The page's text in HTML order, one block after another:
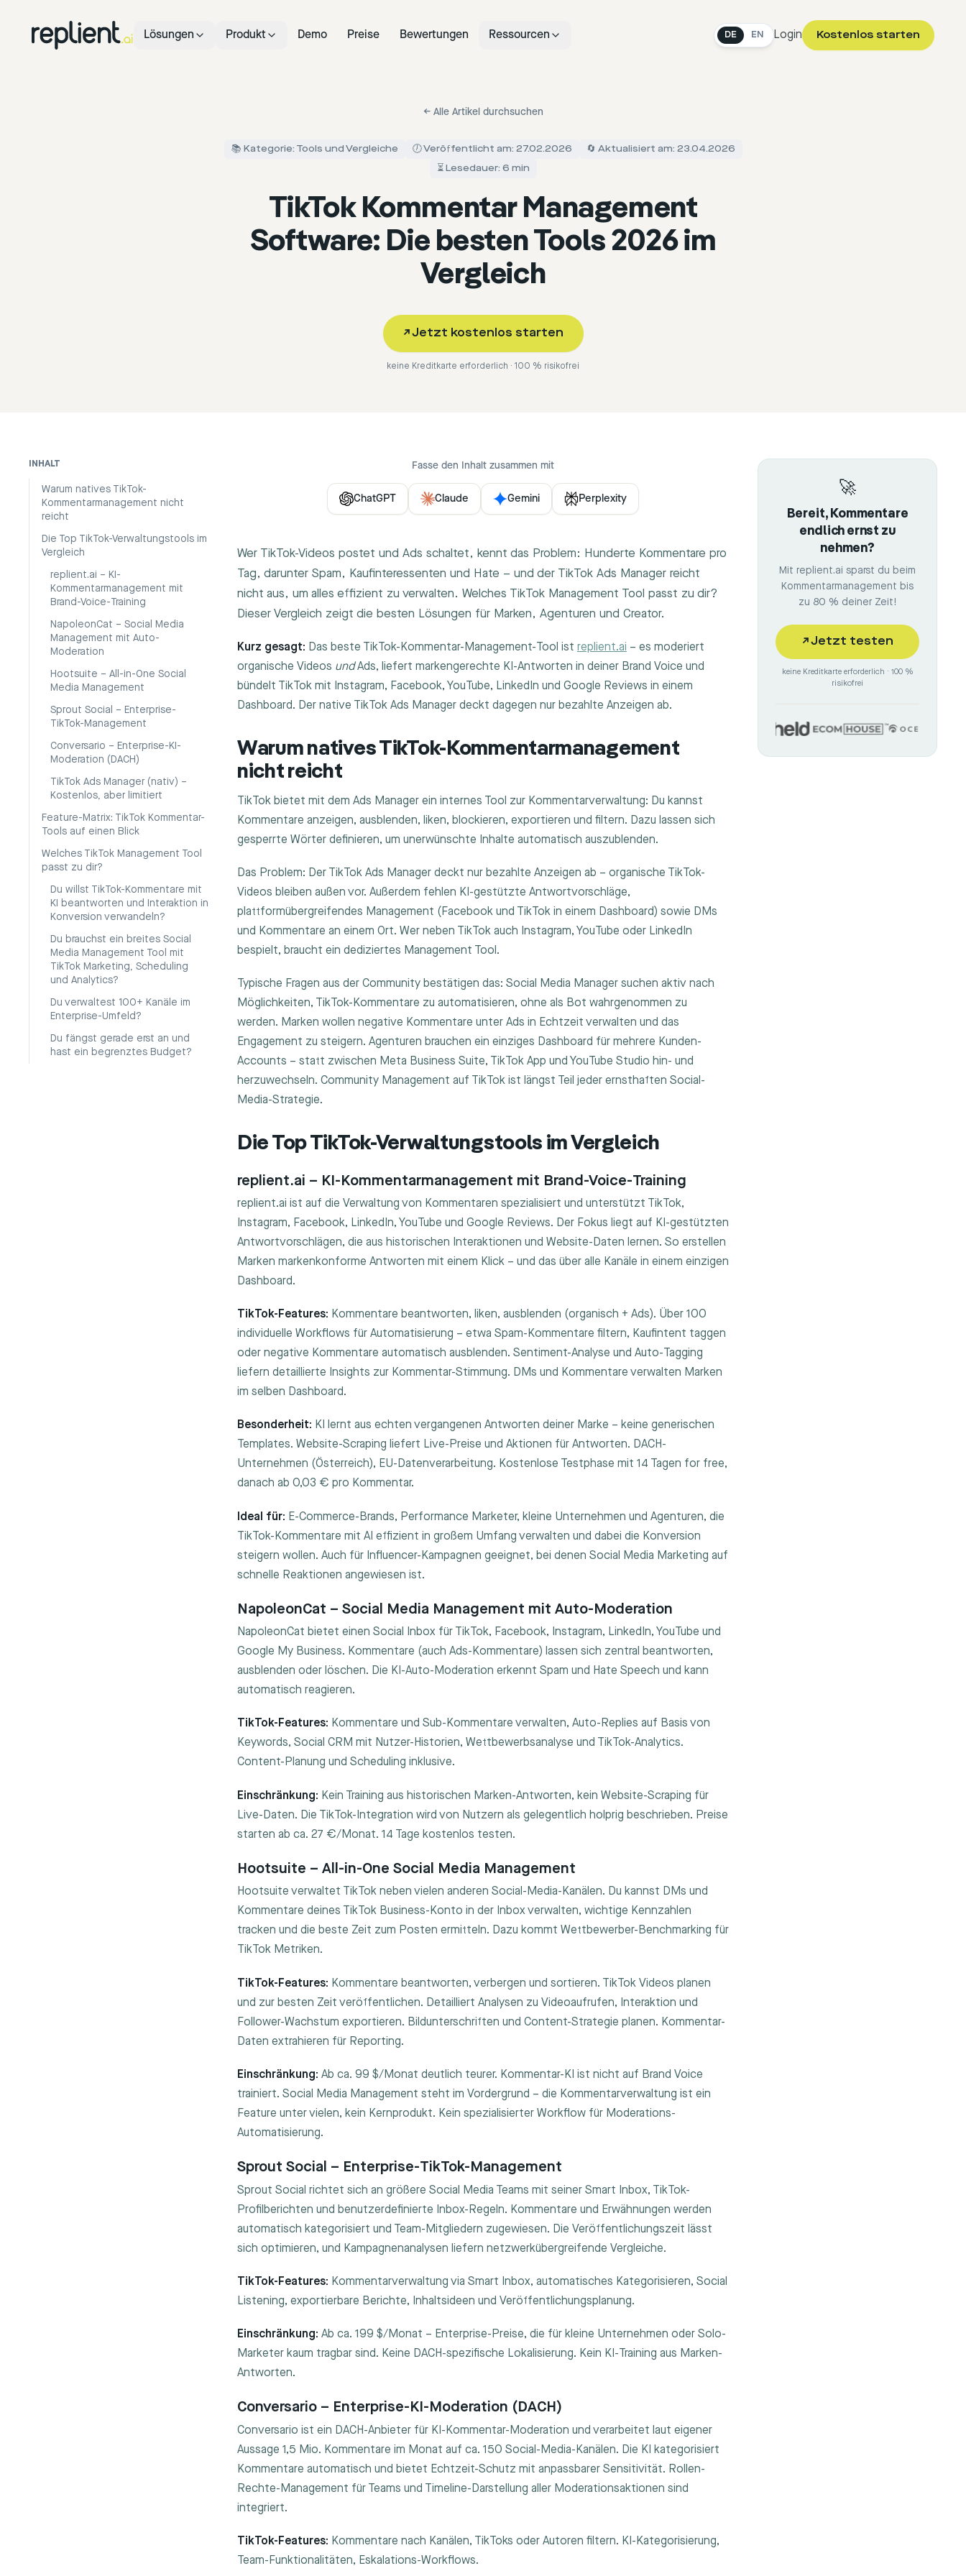
Lösungen Produkt Demo Preise Bewertungen Ressourcen DE EN Login Kostenlos starten
← Alle Artikel durchsuchen
📚 Kategorie: Tools und Vergleiche 🕖 Veröffentlicht am: 27.02.2026
🔄 Aktualisiert am: 23.04.2026
⏳ Lesedauer: 6 min
TikTok Kommentar Management
Software: Die besten Tools 2026 im
Vergleich
↗Jetzt kostenlos starten
keine Kreditkarte erforderlich · 100 % risikofrei
INHALT
Warum natives TikTok-
Kommentarmanagement nicht
reicht
Die Top TikTok-Verwaltungstools im
Vergleich
replient.ai – KI-
Kommentarmanagement mit
Brand-Voice-Training
NapoleonCat – Social Media
Management mit Auto-
Moderation
Hootsuite – All-in-One Social
Media Management
Sprout Social – Enterprise-
TikTok-Management
Conversario – Enterprise-KI-
Moderation (DACH)
TikTok Ads Manager (nativ) –
Kostenlos, aber limitiert
Feature-Matrix: TikTok Kommentar-
Tools auf einen Blick
Welches TikTok Management Tool
passt zu dir?
Du willst TikTok-Kommentare mit
KI beantworten und Interaktion in
Konversion verwandeln?
Du brauchst ein breites Social
Media Management Tool mit
TikTok Marketing, Scheduling
und Analytics?
Du verwaltest 100+ Kanäle im
Enterprise-Umfeld?
Du fängst gerade erst an und
hast ein begrenztes Budget?
Fasse den Inhalt zusammen mit
ChatGPT Claude Gemini Perplexity
Wer TikTok-Videos postet und Ads schaltet, kennt das Problem: Hunderte Kommentare pro
Tag, darunter Spam, Kaufinteressenten und Hate – und der TikTok Ads Manager reicht
nicht aus, um alles effizient zu verwalten. Welches TikTok Management Tool passt zu dir?
Dieser Vergleich zeigt die besten Lösungen für Marken, Agenturen und Creator.
Kurz gesagt: Das beste TikTok-Kommentar-Management-Tool ist replient.ai – es moderiert
organische Videos undAds, liefert markengerechte KI-Antworten in deiner Brand Voice und
bündelt TikTok mit Instagram, Facebook, YouTube, LinkedIn und Google Reviews in einem
Dashboard. Der native TikTok Ads Manager deckt dagegen nur bezahlte Anzeigen ab.
Warum natives TikTok-Kommentarmanagement
nicht reicht
TikTok bietet mit dem Ads Manager ein internes Tool zur Kommentarverwaltung: Du kannst
Kommentare anzeigen, ausblenden, liken, blockieren, exportieren und filtern. Dazu lassen sich
gesperrte Wörter definieren, um unerwünschte Inhalte automatisch auszublenden.
Das Problem: Der TikTok Ads Manager deckt nur bezahlte Anzeigen ab – organische TikTok-
Videos bleiben außen vor. Außerdem fehlen KI-gestützte Antwortvorschläge,
plattformübergreifendes Management (Facebook und TikTok in einem Dashboard) sowie DMs
und Kommentare an einem Ort. Wer neben TikTok auch Instagram, YouTube oder LinkedIn
bespielt, braucht ein dediziertes Management Tool.
Typische Fragen aus der Community bestätigen das: Social Media Manager suchen aktiv nach
Möglichkeiten, TikTok-Kommentare zu automatisieren, ohne als Bot wahrgenommen zu
werden. Marken wollen negative Kommentare unter Ads in Echtzeit verwalten und das
Engagement zu steigern. Agenturen brauchen ein einziges Dashboard für mehrere Kunden-
Accounts – statt zwischen Meta Business Suite, TikTok App und YouTube Studio hin- und
herzuwechseln. Community Management auf TikTok ist längst Teil jeder ernsthaften Social-
Media-Strategie.
Die Top TikTok-Verwaltungstools im Vergleich
replient.ai – KI-Kommentarmanagement mit Brand-Voice-Training
replient.ai ist auf die Verwaltung von Kommentaren spezialisiert und unterstützt TikTok,
Instagram, Facebook, LinkedIn, YouTube und Google Reviews. Der Fokus liegt auf KI-gestützten
Antwortvorschlägen, die aus historischen Interaktionen und Website-Daten lernen. So erstellen
Marken markenkonforme Antworten mit einem Klick – und das über alle Kanäle in einem einzigen
Dashboard.
TikTok-Features: Kommentare beantworten, liken, ausblenden (organisch + Ads). Über 100
individuelle Workflows für Automatisierung – etwa Spam-Kommentare filtern, Kaufintent taggen
oder negative Kommentare automatisch ausblenden. Sentiment-Analyse und Auto-Tagging
liefern detaillierte Insights zur Kommentar-Stimmung. DMs und Kommentare verwalten Marken
im selben Dashboard.
Besonderheit: KI lernt aus echten vergangenen Antworten deiner Marke – keine generischen
Templates. Website-Scraping liefert Live-Preise und Aktionen für Antworten. DACH-
Unternehmen (Österreich), EU-Datenverarbeitung. Kostenlose Testphase mit 14 Tagen for free,
danach ab 0,03 € pro Kommentar.
Ideal für: E-Commerce-Brands, Performance Marketer, kleine Unternehmen und Agenturen, die
TikTok-Kommentare mit AI effizient in großem Umfang verwalten und dabei die Konversion
steigern wollen. Auch für Influencer-Kampagnen geeignet, bei denen Social Media Marketing auf
schnelle Reaktionen angewiesen ist.
NapoleonCat – Social Media Management mit Auto-Moderation
NapoleonCat bietet einen Social Inbox für TikTok, Facebook, Instagram, LinkedIn, YouTube und
Google My Business. Kommentare (auch Ads-Kommentare) lassen sich zentral beantworten,
ausblenden oder löschen. Die KI-Auto-Moderation erkennt Spam und Hate Speech und kann
automatisch reagieren.
TikTok-Features: Kommentare und Sub-Kommentare verwalten, Auto-Replies auf Basis von
Keywords, Social CRM mit Nutzer-Historien, Wettbewerbsanalyse und TikTok-Analytics.
Content-Planung und Scheduling inklusive.
Einschränkung: Kein Training aus historischen Marken-Antworten, kein Website-Scraping für
Live-Daten. Die TikTok-Integration wird von Nutzern als gelegentlich holprig beschrieben. Preise
starten ab ca. 27 €/Monat. 14 Tage kostenlos testen.
Hootsuite – All-in-One Social Media Management
Hootsuite verwaltet TikTok neben vielen anderen Social-Media-Kanälen. Du kannst DMs und
Kommentare deines TikTok Business-Konto in der Inbox verwalten, wichtige Kennzahlen
tracken und die beste Zeit zum Posten ermitteln. Dazu kommt Wettbewerber-Benchmarking für
TikTok Metriken.
TikTok-Features: Kommentare beantworten, verbergen und sortieren. TikTok Videos planen
und zur besten Zeit veröffentlichen. Detailliert Analysen zu Videoaufrufen, Interaktion und
Follower-Wachstum exportieren. Bildunterschriften und Content-Strategie planen. Kommentar-
Daten extrahieren für Reporting.
Einschränkung: Ab ca. 99 $/Monat deutlich teurer. Kommentar-KI ist nicht auf Brand Voice
trainiert. Social Media Management steht im Vordergrund – die Kommentarverwaltung ist ein
Feature unter vielen, kein Kernprodukt. Kein spezialisierter Workflow für Moderations-
Automatisierung.
Sprout Social – Enterprise-TikTok-Management
Sprout Social richtet sich an größere Social Media Teams mit seiner Smart Inbox, TikTok-
Profilberichten und benutzerdefinierte Inbox-Regeln. Kommentare und Erwähnungen werden
automatisch kategorisiert und Team-Mitgliedern zugewiesen. Die Veröffentlichungszeit lässt
sich optimieren, und Kampagnenanalysen liefern netzwerkübergreifende Vergleiche.
TikTok-Features: Kommentarverwaltung via Smart Inbox, automatisches Kategorisieren, Social
Listening, exportierbare Berichte, Inhaltsideen und Veröffentlichungsplanung.
Einschränkung: Ab ca. 199 $/Monat – Enterprise-Preise, die für kleine Unternehmen oder Solo-
Marketer kaum tragbar sind. Keine DACH-spezifische Lokalisierung. Kein KI-Training aus Marken-
Antworten.
Conversario – Enterprise-KI-Moderation (DACH)
Conversario ist ein DACH-Anbieter für KI-Kommentar-Moderation und verarbeitet laut eigener
Aussage 1,5 Mio. Kommentare im Monat auf ca. 150 Social-Media-Kanälen. Die KI kategorisiert
Kommentare automatisch und bietet Echtzeit-Schutz mit anpassbarer Sensitivität. Rollen-
Rechte-Management für Teams und Timeline-Darstellung aller Moderationsaktionen sind
integriert.
TikTok-Features: Kommentare nach Kanälen, TikToks oder Autoren filtern. KI-Kategorisierung,
Team-Funktionalitäten, Eskalations-Workflows.
🚀
Bereit, Kommentare
endlich ernst zu
nehmen?
Mit replient.ai sparst du beim
Kommentarmanagement bis
zu 80 % deiner Zeit!
↗Jetzt testen
keine Kreditkarte erforderlich · 100 %
risikofrei